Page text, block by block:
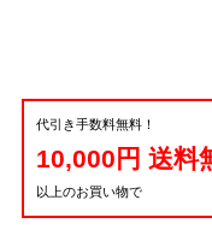
代引き手数料無料！
10,000円 送料
以上のお買い物で